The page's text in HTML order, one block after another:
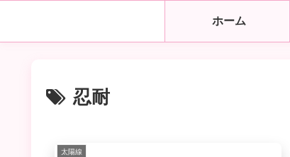
ホーム
忍耐
太陽線